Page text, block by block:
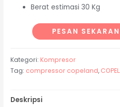
Berat estimasi 30 Kg
PESAN
Kategori: Kompresor
Tag: compressor copeland,
Deskripsi